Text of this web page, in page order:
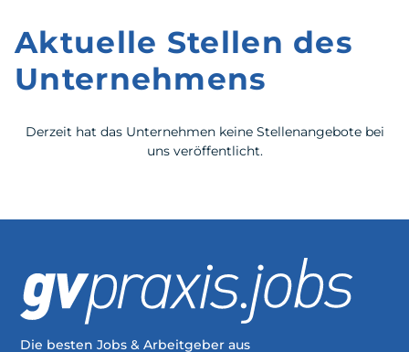
Aktuelle Stellen des
Unternehmens
Derzeit hat das Unternehmen keine Stellenangebote bei
uns veröffentlicht.
Die besten Jobs & Arbeitgeber aus